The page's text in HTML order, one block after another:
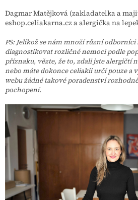
Dagmar Matějková (zakladatelka a
eshop.celiakarna.cz a alergička na
PS: Jelikož se nám množí různí
diagnostikovat rozličné nemoci podle
příznaku, vězte, že to, zdali jste alergičtí
nebo máte dokonce celiakii určí pouze a
webu žádné takové poradenství
pochopení.